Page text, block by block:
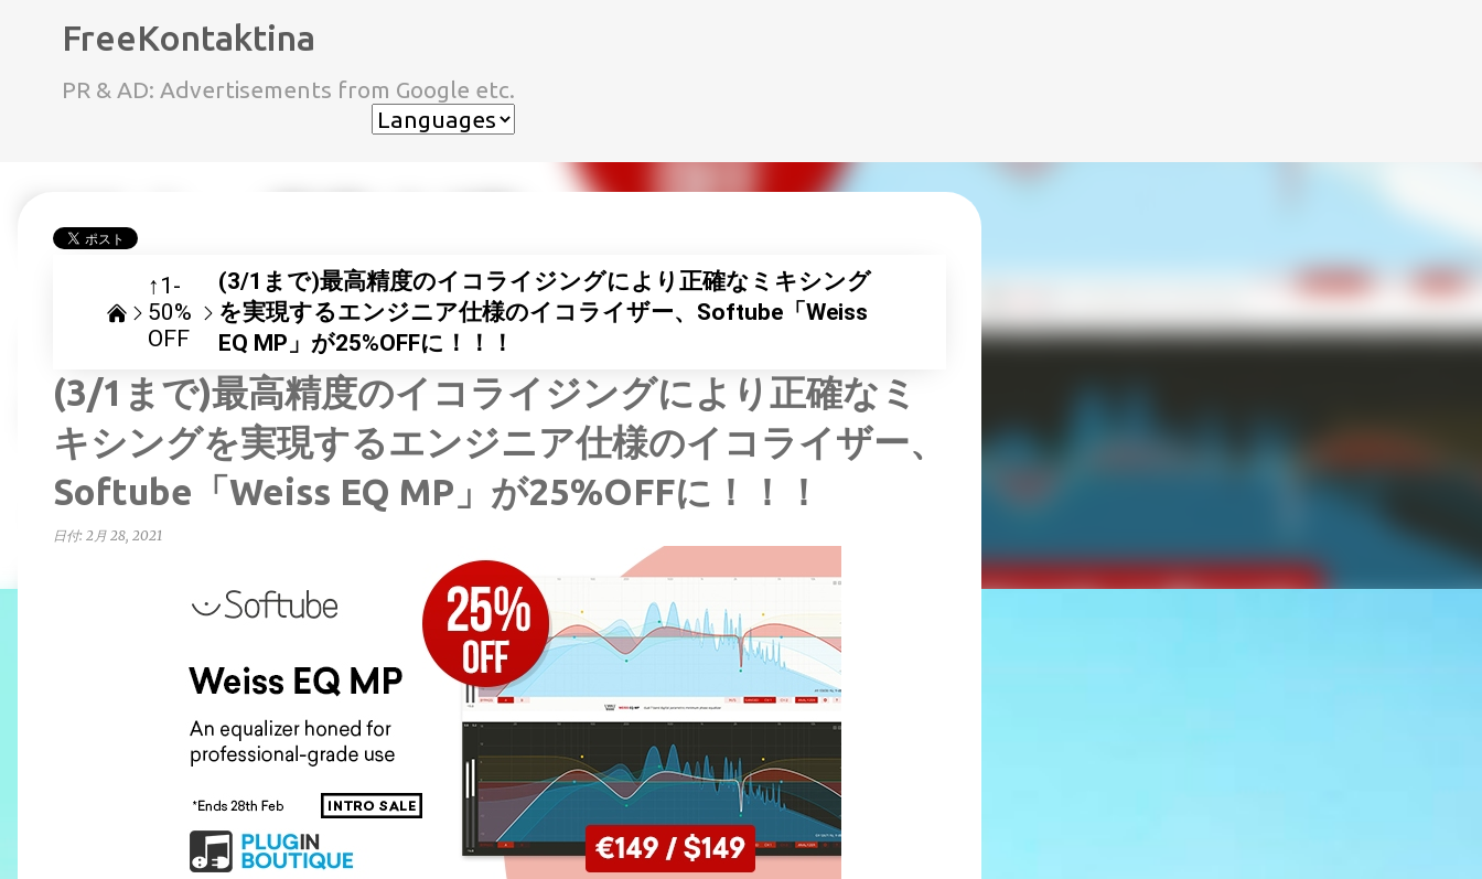
FreeKontaktina
PR & AD: Advertisements from Google etc.
↑1-
50%
OFF
(3/1まで)最高精度のイコライジングにより正確なミキシング
を実現するエンジニア仕様のイコライザー、Softube「Weiss
EQ MP」が25%OFFに！！！
(3/1まで)最高精度のイコライジングにより正確なミ
キシングを実現するエンジニア仕様のイコライザー、
Softube「Weiss EQ MP」が25%OFFに！！！
日付: 2月 28, 2021